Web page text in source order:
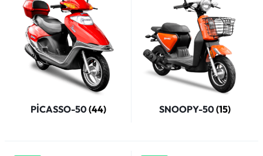
PİCASSO-50(44) SNOOPY-50(15)